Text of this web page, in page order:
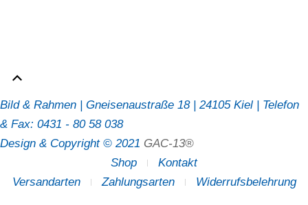
Bild & Rahmen | Gneisenaustraße 18 | 24105 Kiel | Telefon
& Fax: 0431 - 80 58 038
Design & Copyright © 2021 GAC-13®
Shop
Kontakt
Versandarten
Zahlungsarten Widerrufsbelehrung